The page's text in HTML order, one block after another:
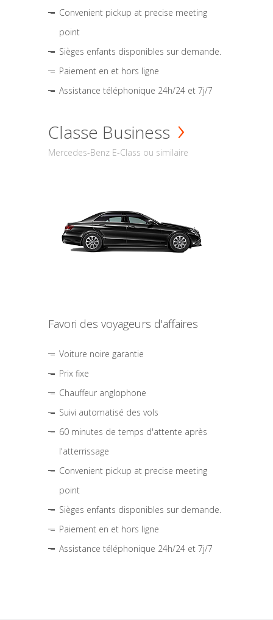
Convenient pickup at precise meeting
point
Sièges enfants disponibles sur demande.
Paiement en et hors ligne
Assistance téléphonique 24h/24 et 7j/7
Classe Business
Mercedes-Benz E-Class ou similaire
Favori des voyageurs d'affaires
Voiture noire garantie
Prix fixe
Chauffeur anglophone
Suivi automatisé des vols
60 minutes de temps d'attente après
l'atterrissage
Convenient pickup at precise meeting
point
Sièges enfants disponibles sur demande.
Paiement en et hors ligne
Assistance téléphonique 24h/24 et 7j/7